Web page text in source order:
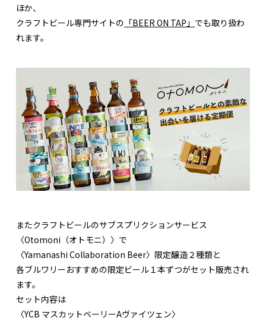
ほか、
クラフトビール専門サイトの 「BEER ON TAP」 でも取り扱わ
れます。
またクラフトビールのサブスプリクションサービス
〈Otomoni（オトモニ）〉で
〈Yamanashi Collaboration Beer〉限定醸造２種類と
各ブルワリーおすすめの限定ビール１本ずつがセット販売され
ます。
セット内容は
〈YCB マスカットベーリーAヴァイツェン〉